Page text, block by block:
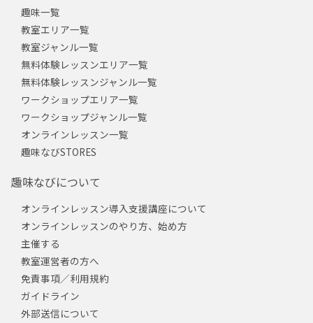
趣味一覧
教室エリア一覧
教室ジャンル一覧
無料体験レッスンエリア一覧
無料体験レッスンジャンル一覧
ワークショップエリア一覧
ワークショップジャンル一覧
オンラインレッスン一覧
趣味なびSTORES
趣味なびについて
オンラインレッスン導入支援講座について
オンラインレッスンのやり方、始め方
主催する
教室運営者の方へ
免責事項／利用規約
ガイドライン
外部送信について